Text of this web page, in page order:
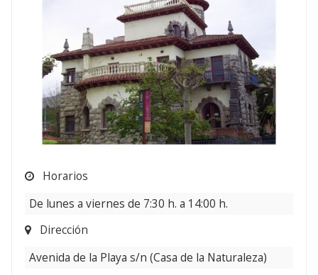
Horarios
De lunes a viernes de 7:30 h. a 14:00 h.
Dirección
Avenida de la Playa s/n (Casa de la Naturaleza)